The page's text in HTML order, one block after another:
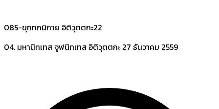
085-ขุททกนิกาย อิติวุตตกะ22
04. มหานิทเทส จูฬนิทเทส อิติวุตตกะ 27 ธันวาคม 2559